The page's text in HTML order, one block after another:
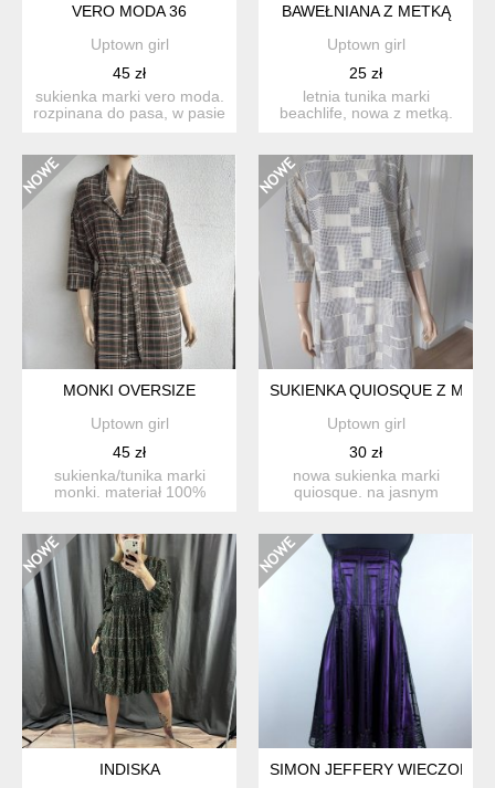
VERO MODA 36
Uptown girl
45 zł
sukienka marki vero moda.
rozpinana do pasa, w pasie
BAWEŁNIANA Z METKĄ
Uptown girl
25 zł
letnia tunika marki
beachlife, nowa z metką.
MONKI OVERSIZE
Uptown girl
45 zł
sukienka/tunika marki
monki. materiał 100%
SUKIENKA QUIOSQUE Z
Uptown girl
30 zł
nowa sukienka marki
quiosque. na jasnym
INDISKA
SIMON JEFFERY